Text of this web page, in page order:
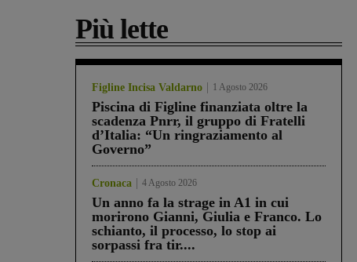
Più lette
Figline Incisa Valdarno 1 Agosto 2026
Piscina di Figline finanziata oltre la
scadenza Pnrr, il gruppo di Fratelli
d’Italia: “Un ringraziamento al
Governo”
Cronaca 4 Agosto 2026
Un anno fa la strage in A1 in cui
morirono Gianni, Giulia e Franco. Lo
schianto, il processo, lo stop ai
sorpassi fra tir....